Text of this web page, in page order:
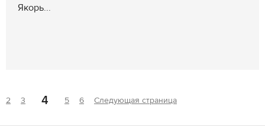
Якорь...
2 3 4 5 6 Следующая страница